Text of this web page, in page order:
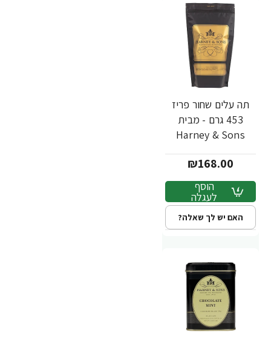
תה עלים שחור פריז
453 גרם - מבית
Harney & Sons
₪168.00
הוסף
לעגלה
האם יש לך שאלה?